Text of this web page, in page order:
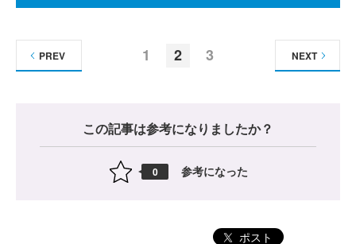
1 2 3
PREV NEXT
この記事は参考になりましたか？
0 参考になった
ポスト